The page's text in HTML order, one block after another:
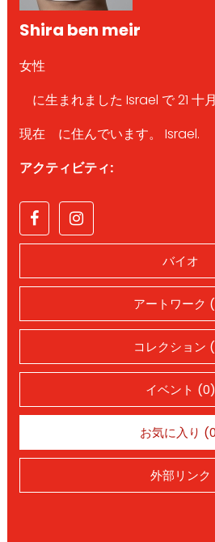
Shira ben meir
女性
に生まれました Israel で 21 十
現在 に住んでいます。 Israel.
アクティビティ:
バイオ
アートワーク
コレクション
イベント (0)
お気に入り
外部リンク